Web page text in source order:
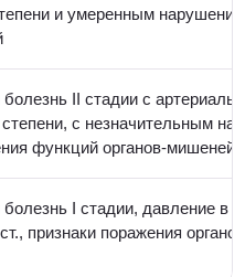
и умеренным
болезнь II стадии с
степени, с незначительным
функций органов-мишеней
болезнь I стадии, давление в
признаки поражения